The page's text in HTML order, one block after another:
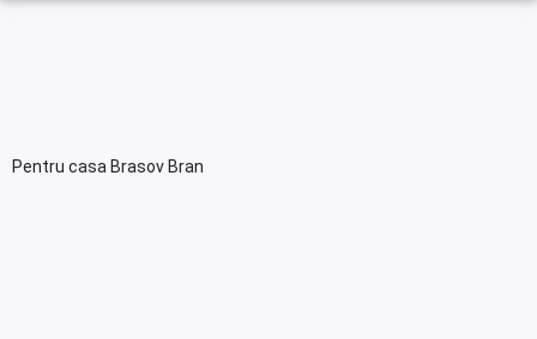
Pentru casa Brasov Bran